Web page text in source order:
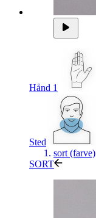
Hånd 1
Sted
sort (farve)
SORT